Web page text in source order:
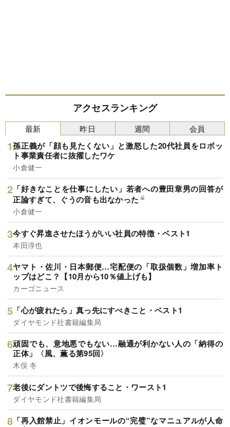
アクセスランキング
最新
孫正義が「顔も見たくない」と激怒した20代社員をロボッ
ト事業責任者に抜擢したワケ
小倉健一
「好きなことを仕事にしたい」若者への豊田章男の回答が
正論すぎて、ぐうの音も出なかった
小倉健一
今すぐ昇進させたほうがいい社員の特徴・ベスト1
本田淳也
ヤマト・佐川・日本郵便…宅配便の「取扱個数」増加率ト
ップはどこ？【10月から10％値上げも】
カーゴニュース
「心が疲れたら」真っ先にすべきこと・ベスト1
ダイヤモンド社書籍編集局
頑固でも、意地悪でもない…融通が利かない人の「納得の
正体」〈風、薫る第95回〉
木俣 冬
老後にダントツで後悔すること・ワースト1
ダイヤモンド社書籍編集局
「再入館禁止」イオンモールの“完璧”なマニュアルが人命
昨日 週間 会員